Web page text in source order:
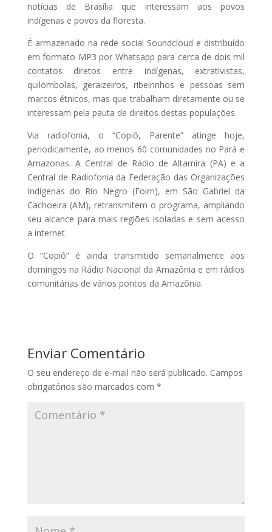
notícias de Brasília que interessam aos povos
indígenas e povos da floresta.
É armazenado na rede social Soundcloud e distribuído
em formato MP3 por Whatsapp para cerca de dois mil
contatos diretos entre indígenas, extrativistas,
quilombolas, geraizeiros, ribeirinhos e pessoas sem
marcos étnicos, mas que trabalham diretamente ou se
interessam pela pauta de direitos destas populações.
Via radiofonia, o “Copiô, Parente” atinge hoje,
periodicamente, ao menos 60 comunidades no Pará e
Amazonas. A Central de Rádio de Altamira (PA) e a
Central de Radiofonia da Federação das Organizações
Indígenas do Rio Negro (Foirn), em São Gabriel da
Cachoeira (AM), retransmitem o programa, ampliando
seu alcance para mais regiões isoladas e sem acesso
a internet.
O “Copiô” é ainda transmitido semanalmente aos
domingos na Rádio Nacional da Amazônia e em rádios
comunitárias de vários pontos da Amazônia.
Enviar Comentário
O seu endereço de e-mail não será publicado. Campos
obrigatórios são marcados com *